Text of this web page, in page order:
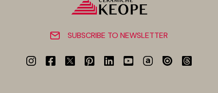
SUBSCRIBE TO NEWSLETTER